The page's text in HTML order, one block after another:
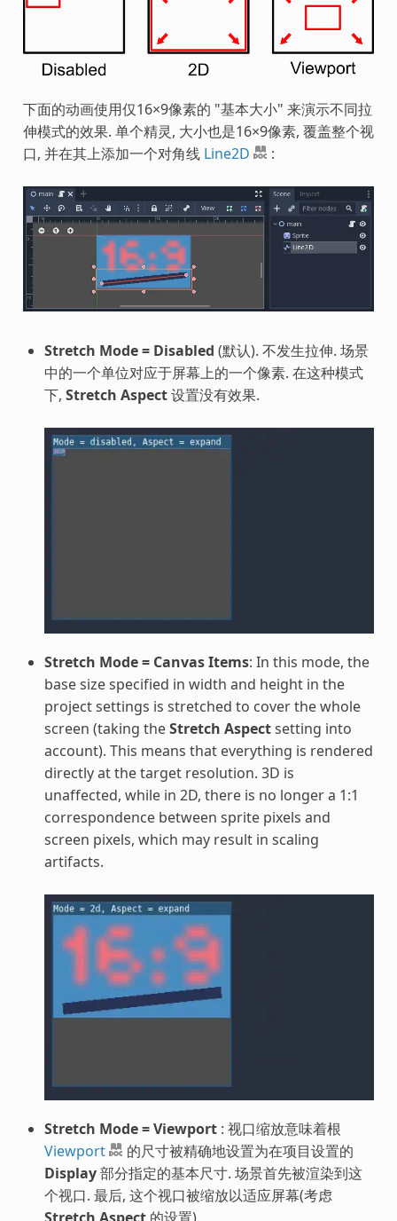
下面的动画使用仅16×9像素的 "基本大小" 来演示不同拉
伸模式的效果. 单个精灵, 大小也是16×9像素, 覆盖整个视
口, 并在其上添加一个对角线 Line2D :
Stretch Mode = Disabled (默认). 不发生拉伸. 场景
中的一个单位对应于屏幕上的一个像素. 在这种模式
下, Stretch Aspect设置没有效果.
Stretch Mode = Canvas Items: In this mode, the
base size specified in width and height in the
project settings is stretched to cover the whole
screen (taking theStretch Aspectsetting into
account). This means that everything is rendered
directly at the target resolution. 3D is
unaffected, while in 2D, there is no longer a 1:1
correspondence between sprite pixels and
screen pixels, which may result in scaling
artifacts.
Stretch Mode = Viewport: 视口缩放意味着根
Viewport
的尺寸被精确地设置为在项目设置的
Display部分指定的基本尺寸. 场景首先被渲染到这
个视口. 最后, 这个视口被缩放以适应屏幕(考虑